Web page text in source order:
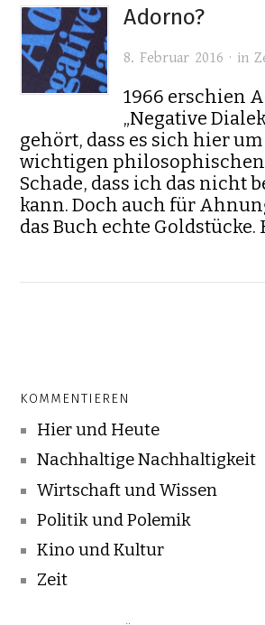
Adorno?
8. Februar 2016 · in
1966 erschien
„Negative
gehört, dass es sich hier
wichtigen philosophischen
Schade, dass ich das nicht
kann. Doch auch für
das Buch echte Goldstücke.
KOMMENTIEREN
Hier und Heute
Nachhaltige Nachhaltigkeit
Wirtschaft und Wissen
Politik und Polemik
Kino und Kultur
Zeit